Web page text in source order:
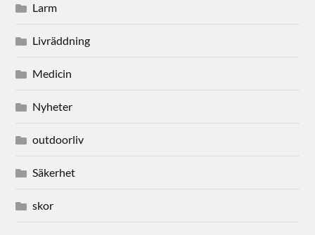
Larm
Livräddning
Medicin
Nyheter
outdoorliv
Säkerhet
skor